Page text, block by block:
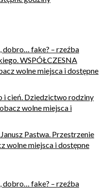
dobro… fake? – rzeźba
WSPÓŁCZESNA
wolne miejsca i dostępne
i cień. Dziedzictwo rodziny
wolne miejsca i
Pastwa. Przestrzenie
wolne miejsca i dostępne
dobro… fake? – rzeźba